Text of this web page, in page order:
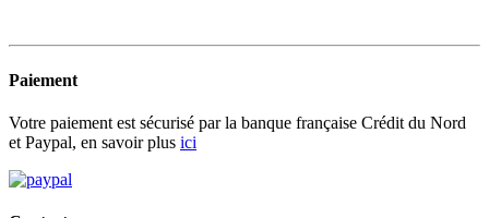
Paiement
Votre paiement est sécurisé par la banque française Crédit du Nord
et Paypal, en savoir plus ici